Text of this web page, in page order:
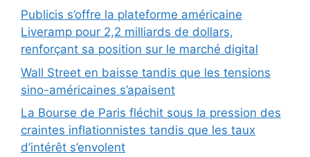
Publicis s’offre la plateforme américaine
Liveramp pour 2,2 milliards de dollars,
renforçant sa position sur le marché digital
Wall Street en baisse tandis que les tensions
sino-américaines s’apaisent
La Bourse de Paris fléchit sous la pression des
craintes inflationnistes tandis que les taux
d’intérêt s’envolent